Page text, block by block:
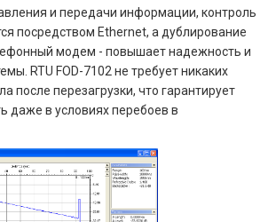
и передачи информации, контроль
посредством Ethernet, а дублирование
модем - повышает надежность и
RTU FOD-7102 не требует никаких
после перезагрузки, что гарантирует
даже в условиях перебоев в